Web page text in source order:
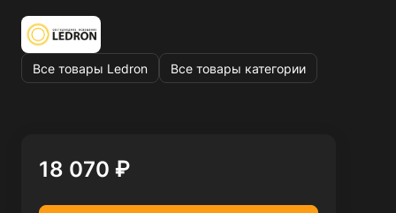
Все товары Ledron Все товары категории
18 070 ₽